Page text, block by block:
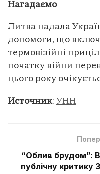
Нагадаємо
Литва надала
допомоги, що
термовізійні
початку війни
цього року
Источник: УНН
“Облив брудом”:
публічну критику